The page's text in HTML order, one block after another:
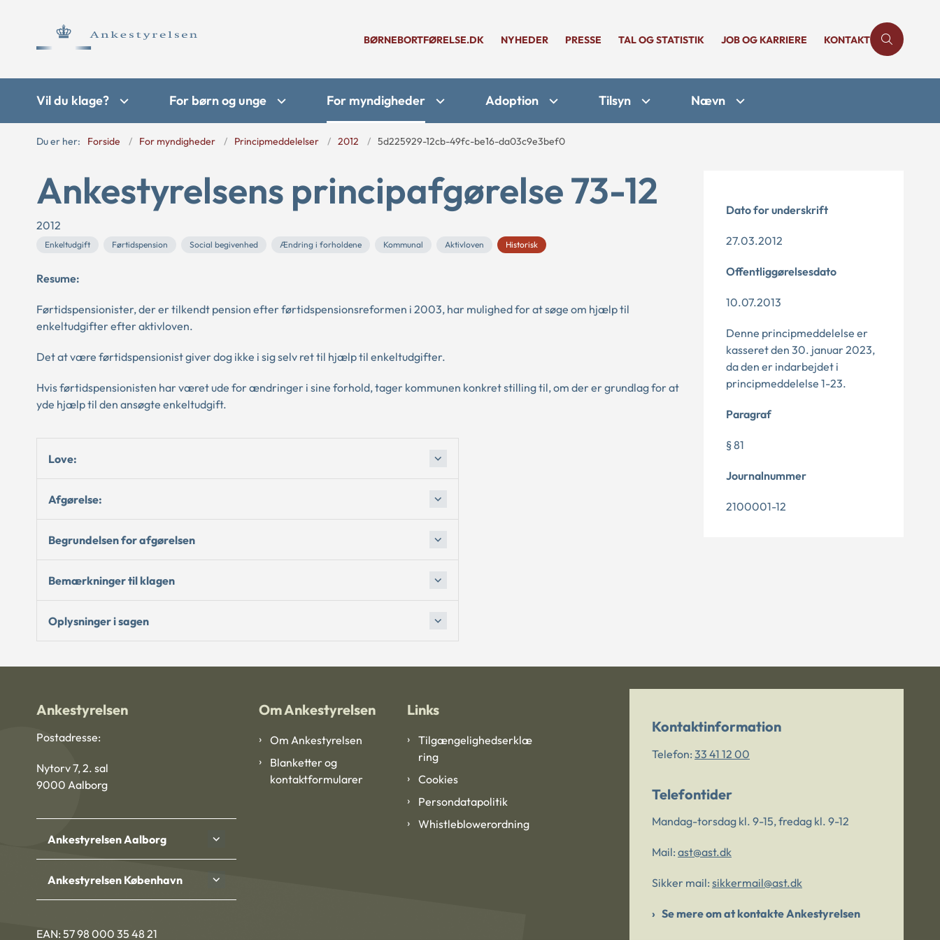
BØRNEBORTFØRELSE.DK NYHEDER PRESSE TAL OG STATISTIK JOB OG KARRIERE KONTAKT
Vil du klage? For børn og unge For myndigheder Adoption Tilsyn Nævn
Du er her: Forside For myndigheder Principmeddelelser 2012 5d225929-12cb-49fc-be16-da03c9e3bef0
Ankestyrelsens principafgørelse 73-12
2012
Enkeltudgift Førtidspension Social begivenhed Ændring i forholdene Kommunal Aktivloven Historisk
Resume:
Førtidspensionister, der er tilkendt pension efter førtidspensionsreformen i 2003, har mulighed for at søge om hjælp til
enkeltudgifter efter aktivloven.
Det at være førtidspensionist giver dog ikke i sig selv ret til hjælp til enkeltudgifter.
Hvis førtidspensionisten har været ude for ændringer i sine forhold, tager kommunen konkret stilling til, om der er grundlag for at
yde hjælp til den ansøgte enkeltudgift.
Love:
Afgørelse:
Begrundelsen for afgørelsen
Bemærkninger til klagen
Oplysninger i sagen
Dato for underskrift
27.03.2012
Offentliggørelsesdato
10.07.2013
Denne principmeddelelse er
kasseret den 30. januar 2023,
da den er indarbejdet i
principmeddelelse 1-23.
Paragraf
§ 81
Journalnummer
2100001-12
Ankestyrelsen
Postadresse:
Nytorv 7, 2. sal
9000 Aalborg
Ankestyrelsen Aalborg
Ankestyrelsen København
EAN: 57 98 000 35 48 21
Om Ankestyrelsen
Om Ankestyrelsen
Blanketter og
kontaktformularer
Links
Tilgængelighedserklæ
ring
Cookies
Persondatapolitik
Whistleblowerordning
Kontaktinformation
Telefon: 33 41 12 00
Telefontider
Mandag-torsdag kl. 9-15, fredag kl. 9-12
Mail: ast@ast.dk
Sikker mail: sikkermail@ast.dk
Se mere om at kontakte Ankestyrelsen